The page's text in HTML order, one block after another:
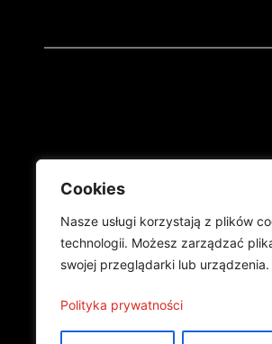
Cookies
Nasze usługi korzystają z plików
technologii. Możesz zarządzać
swojej przeglądarki lub urządzenia.
Polityka prywatności